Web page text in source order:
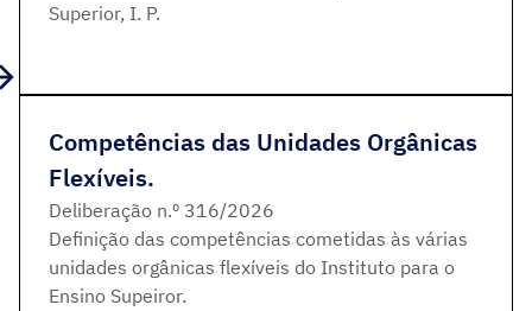
Superior, I. P.
Competências das Unidades Orgânicas
Flexíveis.
Deliberação n.º 316/2026
Definição das competências cometidas às várias
unidades orgânicas flexíveis do Instituto para o
Ensino Supeiror.